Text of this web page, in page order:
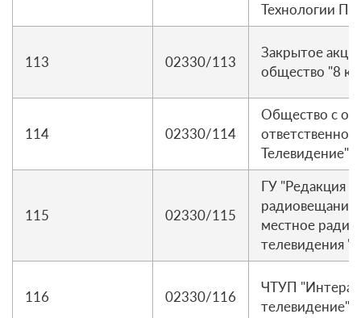
Технологии
113 02330/113
Закрытое
общество "8
114 02330/114
Общество с
Телевидение"
115 02330/115
ГУ "Редакция
радиовещания
местное
телевидения
116 02330/116
ЧТУП
телевидение"